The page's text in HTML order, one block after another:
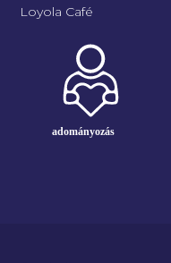
Loyola Café